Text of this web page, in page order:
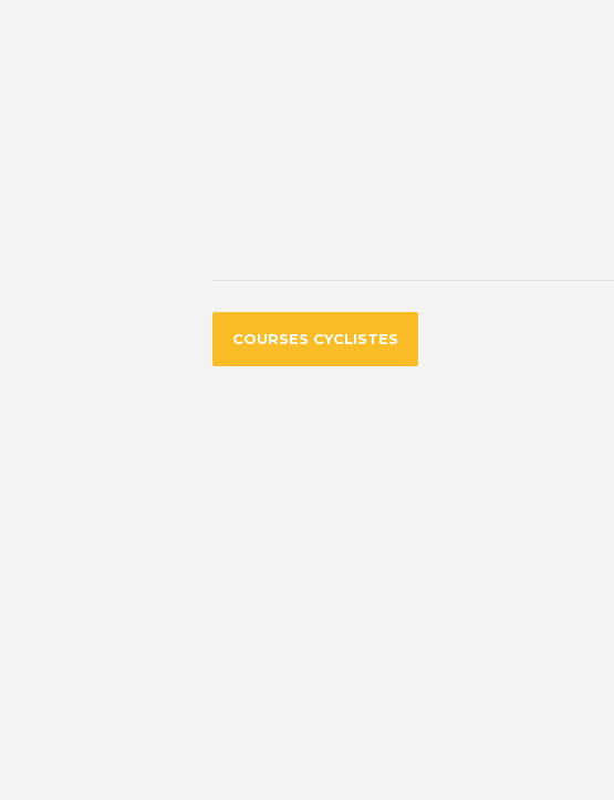
COURSES CYCLISTES